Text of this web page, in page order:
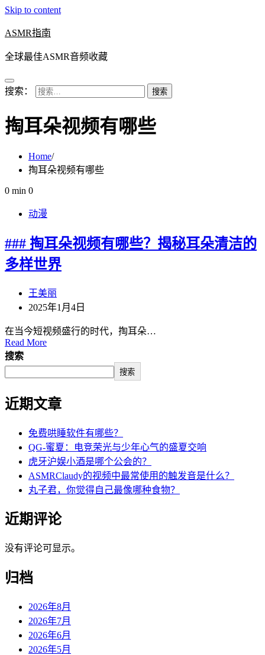
Skip to content
ASMR指南
全球最佳ASMR音频收藏
搜索：
掏耳朵视频有哪些
Home
掏耳朵视频有哪些
0 min 0
动漫
### 掏耳朵视频有哪些？揭秘耳朵清洁的
多样世界
王美丽
2025年1月4日
在当今短视频盛行的时代，掏耳朵…
Read More
搜索
搜索
近期文章
免费哄睡软件有哪些？
QG-蜜夏：电竞荣光与少年心气的盛夏交响
虎牙沪娱小酒是哪个公会的？
ASMRClaudy的视频中最常使用的触发音是什么？
丸子君，你觉得自己最像哪种食物？
近期评论
没有评论可显示。
归档
2026年8月
2026年7月
2026年6月
2026年5月